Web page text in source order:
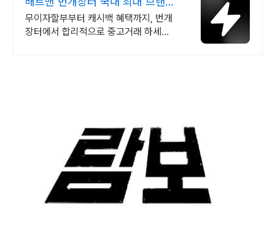
중고거래
무이자할부부터 캐시백 혜택까지, 번개
장터에서 합리적으로 중고거래 하세요